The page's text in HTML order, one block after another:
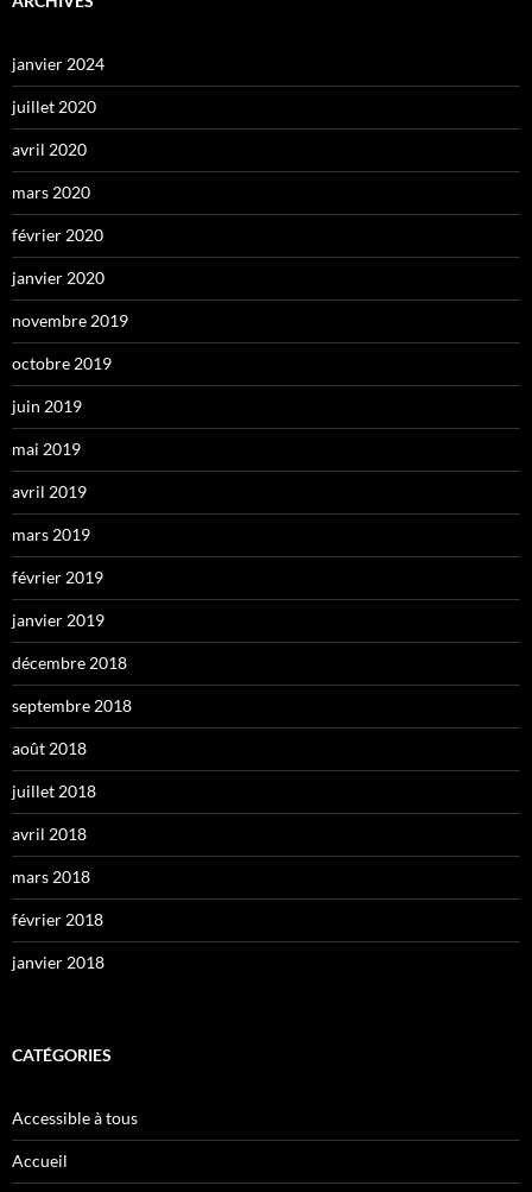
janvier 2024
juillet 2020
avril 2020
mars 2020
février 2020
janvier 2020
novembre 2019
octobre 2019
juin 2019
mai 2019
avril 2019
mars 2019
février 2019
janvier 2019
décembre 2018
septembre 2018
août 2018
juillet 2018
avril 2018
mars 2018
février 2018
janvier 2018
CATÉGORIES
Accessible à tous
Accueil